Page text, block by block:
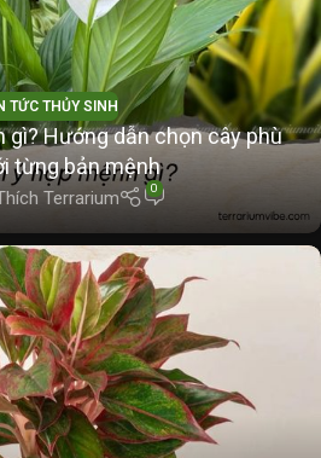
TỨC THỦY SINH
gì? Hướng dẫn chọn cây phù
từng bản mệnh
Terrarium 0